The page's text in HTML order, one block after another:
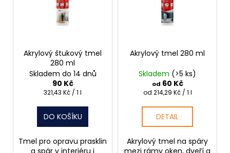
Akrylový štukový tmel
280 ml
Skladem do 14 dnů
90 Kč
Měrná
321,43 Kč / 1 l
DO KOŠÍKU
Tmel pro opravu prasklin
Akrylový tmel 280 ml
Skladem (>5 ks)
od 60 Kč
Měrná
od 214,29 Kč / 1 l
DETAIL
Akrylový tmel na spáry